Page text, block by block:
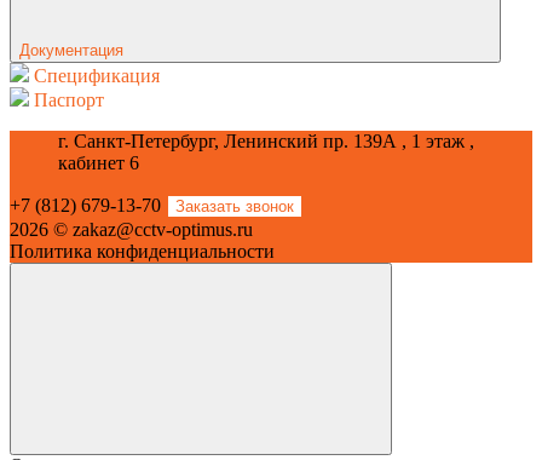
Документация
Спецификация
Паспорт
г. Санкт-Петербург, Ленинский пр. 139А , 1 этаж ,
кабинет 6
+7 (812) 679-13-70 Заказать звонок
2026 © zakaz@cctv-optimus.ru
Политика конфиденциальности